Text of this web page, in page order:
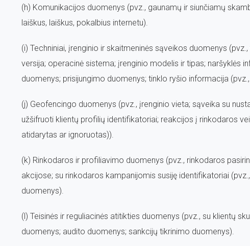
(h) Komunikacijos duomenys (pvz., gaunamų ir siunčiamų
laiškus, laiškus, pokalbius internetu).
(i) Techniniai, įrenginio ir skaitmeninės sąveikos duomenys
versija; operacinė sistema; įrenginio modelis ir tipas; naršyklės
duomenys; prisijungimo duomenys; tinklo ryšio informacija
(j) Geofencingo duomenys (pvz., įrenginio vieta; sąveika su
užšifruoti klientų profilių identifikatoriai; reakcijos į rinkodaros
atidarytas ar ignoruotas)).
(k) Rinkodaros ir profiliavimo duomenys (pvz., rinkodaros
akcijose; su rinkodaros kampanijomis susiję identifikatoriai
duomenys).
(l) Teisinės ir reguliacinės atitikties duomenys (pvz., su klientų
duomenys; audito duomenys; sankcijų tikrinimo duomenys).